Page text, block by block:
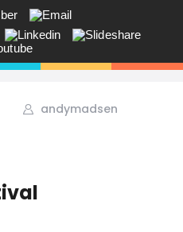
MADSEN:
COACHING,
måde? Savner du flere kunder
hjælper dig!
andymadsen